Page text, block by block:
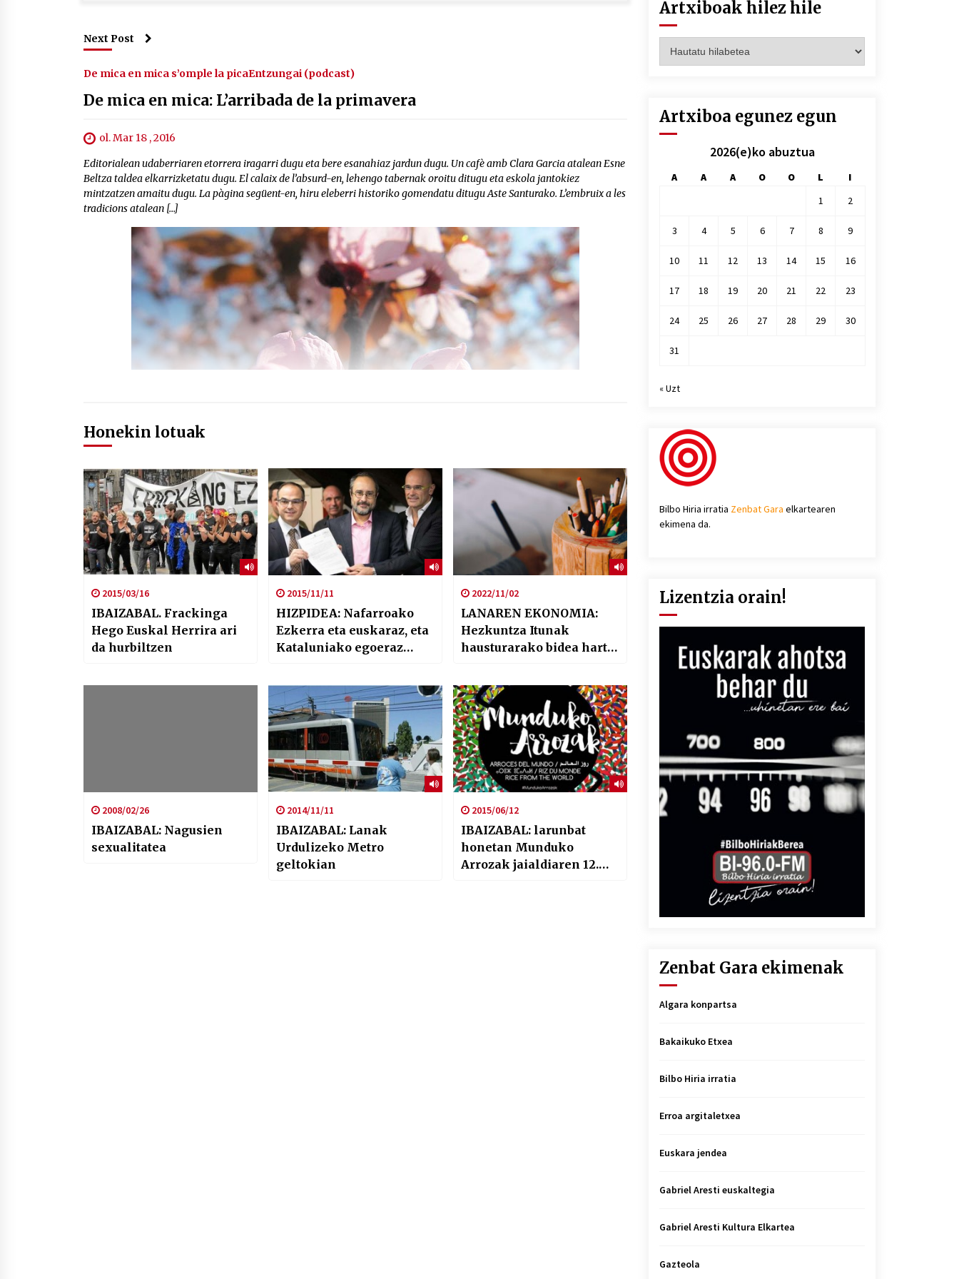
Next Post
De mica en mica s’omple la picaEntzungai (podcast)
De mica en mica: L’arribada de la primavera
ol. Mar 18 , 2016
Editorialean udaberriaren etorrera iragarri dugu eta bere esanahiaz jardun dugu. Un cafè amb Clara Garcia atalean Esne
Beltza taldea elkarrizketatu dugu. El calaix de l’absurd-en, lehengo tabernak oroitu ditugu eta eskola jantokiez
mintzatzen amaitu dugu. La pàgina següent-en, hiru eleberri historiko gomendatu ditugu Aste Santurako. L’embruix a les
tradicions atalean […]
Honekin lotuak
2015/03/16
IBAIZABAL. Frackinga
Hego Euskal Herrira ari
da hurbiltzen
2015/11/11
HIZPIDEA: Nafarroako
Ezkerra eta euskaraz, eta
Kataluniako egoeraz
egiten
2022/11/02
LANAREN EKONOMIA:
Hezkuntza Itunak
hausturarako bidea hartu
2008/02/26
IBAIZABAL: Nagusien
sexualitatea
2014/11/11
IBAIZABAL: Lanak
Urdulizeko Metro
geltokian
2015/06/12
IBAIZABAL: larunbat
honetan Munduko
Arrozak jaialdiaren 12.
Artxiboak hilez hile
hilez
Artxiboa egunez egun
2026(e)ko abuztua
A A A O O L
I
1
2
3 4 5 6 7 8 9
10 11 12 13 14 15 16
17 18 19 20 21 22 23
24 25 26 27 28 29 30
31
« Uzt
Bilbo Hiria irratia Zenbat Gara elkartearen
ekimena da.
Lizentzia orain!
Zenbat Gara ekimenak
Algara konpartsa
Bakaikuko Etxea
Bilbo Hiria irratia
Erroa argitaletxea
Euskara jendea
Gabriel Aresti euskaltegia
Gabriel Aresti Kultura Elkartea
Gazteola